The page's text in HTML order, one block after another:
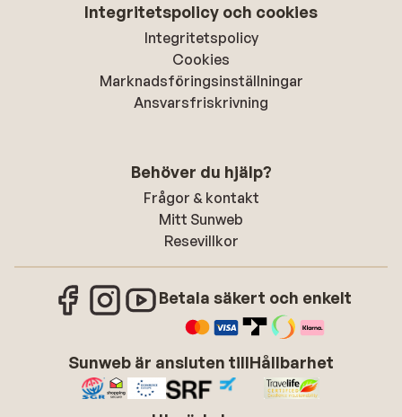
Integritetspolicy och cookies
Integritetspolicy
Cookies
Marknadsföringsinställningar
Ansvarsfriskrivning
Behöver du hjälp?
Frågor & kontakt
Mitt Sunweb
Resevillkor
Betala säkert och enkelt
Sunweb är ansluten tillHållbarhet